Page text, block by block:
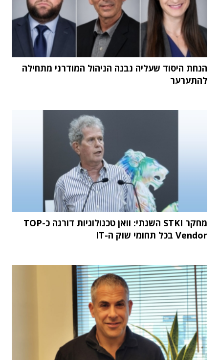
הנחת היסוד שעליה נבנה הניהול המודרני מתחילה
להתערער
מחקר STKI השנתי: וואן טכנולוגיות דורגה כ-TOP
Vendor בכל תחומי שוק ה-IT